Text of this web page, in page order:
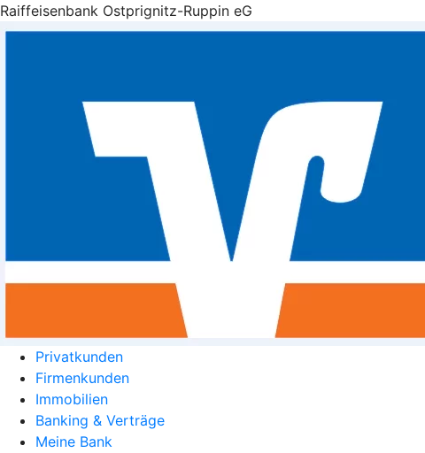
Raiffeisenbank Ostprignitz-Ruppin eG
Privatkunden
Firmenkunden
Immobilien
Banking & Verträge
Meine Bank